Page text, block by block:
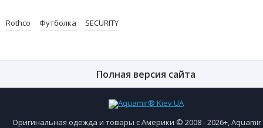
Rothco Футболка SECURITY
Полная версия сайта
Оригинальная одежда и товары с Америки © 2008 - 2026+,